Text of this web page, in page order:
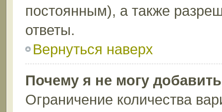
постоянным), а также
ответы.
Вернуться наверх
Почему я не могу
Ограничение количества